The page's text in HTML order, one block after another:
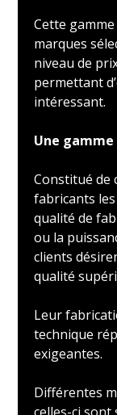
Cette
marques
niveau de
permettant
intéressant.
Une
Constitué de
fabricants
qualité de
ou la
clients
qualité
Leur
technique
exigeantes.
Différentes